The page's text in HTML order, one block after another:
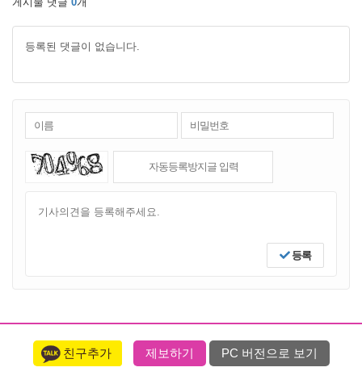
등록된 댓글이 없습니다.
등록
친구추가 제보하기 PC 버전으로 보기